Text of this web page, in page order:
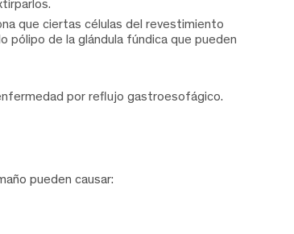
que ciertas células del revestimiento
de la glándula fúndica que pueden
por reflujo gastroesofágico.
pueden causar: